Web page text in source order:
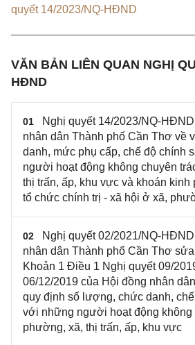
quyết 14/2023/NQ-HĐND
VĂN BẢN LIÊN QUAN NGHỊ
HĐND
01
Nghị quyết 14/2023/NQ-
nhân dân Thành phố Cần Thơ về
danh, mức phụ cấp, chế độ chính
người hoạt động không chuyên
thị trấn, ấp, khu vực và khoán kinh
tổ chức chính trị - xã hội ở xã,
02
Nghị quyết 02/2021/NQ-
nhân dân Thành phố Cần Thơ
Khoản 1 Điều 1 Nghị quyết 09/
06/12/2019 của Hội đồng nhân
quy định số lượng, chức danh,
với những người hoạt động không
phường, xã, thị trấn, ấp, khu vực